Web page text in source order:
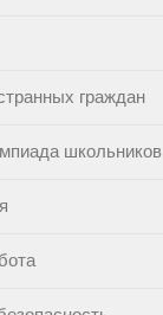
граждан
школьников